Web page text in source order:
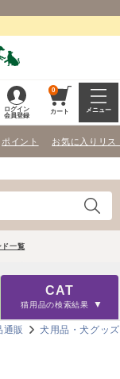
ログイン
会員登録
0
カート メニュー
ポイント お気に入りリス
ド一覧
CAT
猫用品の検索結果
販 犬用品・犬グッズ